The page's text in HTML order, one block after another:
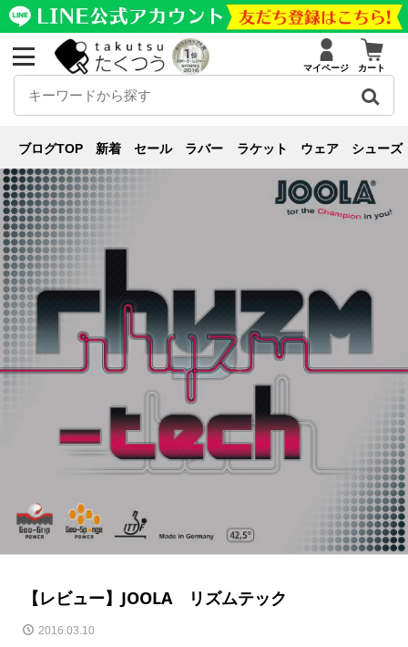
マイページ カート
ブログTOP 新着 セール ラバー ラケット ウェア シューズ
新商品紹介
【レビュー】JOOLA リズムテック
2016.03.10